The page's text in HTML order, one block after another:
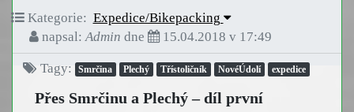
Kategorie: Expedice/Bikepacking
napsal:Admin dne 15.04.2018 v 17:49
Tagy: Smrčina Plechý Třístoličník NovéÚdolí expedice
Přes Smrčinu a Plechý – díl první